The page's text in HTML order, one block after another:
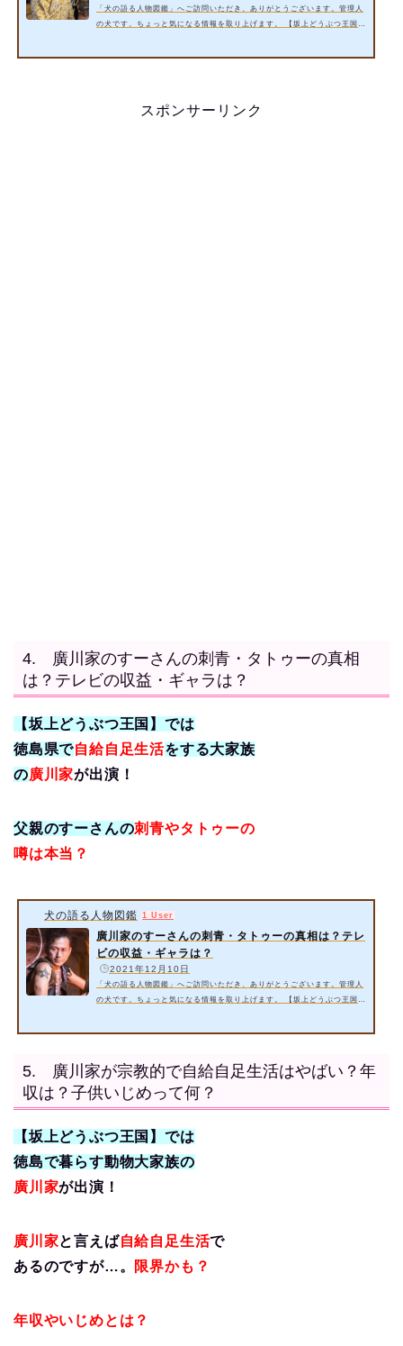
「犬の語る人物図鑑」へご訪問いただき、ありがとうございます。管理人
の犬です。ちょっと気になる情報を取り上げます。 【坂上どうぶつ王国】
と場所はどこ…スポンサーリンク
4. 廣川家のすーさんの刺青・タトゥーの真相
は？テレビの収益・ギャラは？
【坂上どうぶつ王国】では
徳島県で自給自足生活をする大家族
の廣川家が出演！
父親のすーさんの刺青やタトゥーの
噂は本当？
犬の語る人物図鑑 1 User
廣川家のすーさんの刺青・タトゥーの真相は？テレ
ビの収益・ギャラは？
2021年12月10日
「犬の語る人物図鑑」へご訪問いただき、ありがとうございます。管理人
の犬です。ちょっと気になる情報を取り上げます。 【坂上どうぶつ王国】
けいたします。 スポンサーリンク 1. 廣川家のすーさんの刺青・タト
ゥ…
5. 廣川家が宗教的で自給自足生活はやばい？年
収は？子供いじめって何？
【坂上どうぶつ王国】では
徳島で暮らす動物大家族の
廣川家が出演！
廣川家と言えば自給自足生活で
あるのですが…。 限界かも？
年収やいじめとは？